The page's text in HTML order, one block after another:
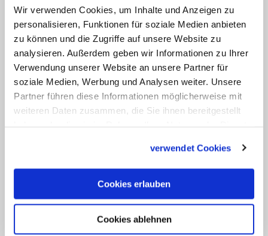
Wir verwenden Cookies, um Inhalte und Anzeigen zu
personalisieren, Funktionen für soziale Medien anbieten
zu können und die Zugriffe auf unsere Website zu
analysieren. Außerdem geben wir Informationen zu Ihrer
Verwendung unserer Website an unsere Partner für
soziale Medien, Werbung und Analysen weiter. Unsere
Partner führen diese Informationen möglicherweise mit
weiteren Daten zusammen, die Sie ihnen bereitgestellt
verwendet Cookies
Cookies erlauben
Cookies ablehnen
öffentlich sorgten, so doch meist um
ungeborenes Leben.
Noch vor der Präsidentschaftswahl 2024
hatten die US-Bischöfe die Haltung zu
Abtreibungen bei der Wahlentscheidung
für katholische Wähler zur "obersten
sie damit Trump stützen. Was der in einer
zweiten Amtszeit mit dem Land vorhat,
hätte man wissen können. Trump und die
MAGA-Bewegung nahmen die
katholische Unterstützung mit Freuden –